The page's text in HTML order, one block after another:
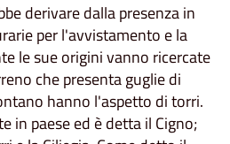
derivare dalla presenza in
per l'avvistamento e la
le sue origini vanno ricercate
che presenta guglie di
hanno l'aspetto di torri.
in paese ed è detta il Cigno;